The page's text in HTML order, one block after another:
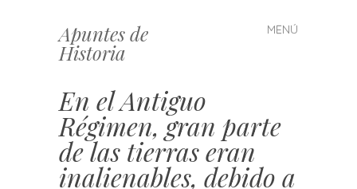
Apuntes de
Historia
MENÚ
Saltar
al
En el Antiguo
Régimen, gran parte
de las tierras eran
inalienables, debido a